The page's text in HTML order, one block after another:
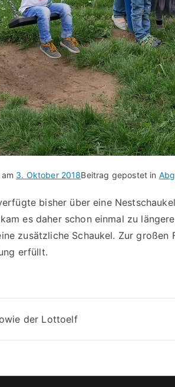
3. Oktober 2018Beitrag gepostet in
bisher über eine
es daher schon einmal zu
zusätzliche Schaukel. Zur
erfüllt.
der Lottoelf